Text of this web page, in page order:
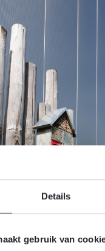
Details
gebruik van